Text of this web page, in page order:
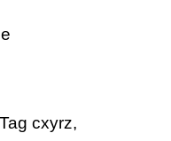
cxyrz,